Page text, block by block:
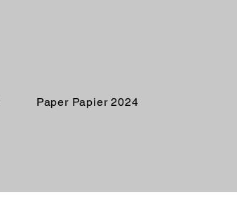
Paper Papier 2024